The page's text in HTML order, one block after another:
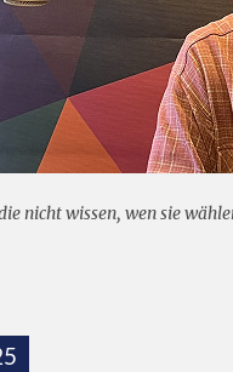
nicht wissen, wen sie